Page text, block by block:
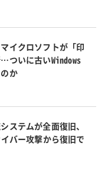
イクロソフトが「印
ついに古いWindows
か
ステムが全面復旧、
バー攻撃から復旧で